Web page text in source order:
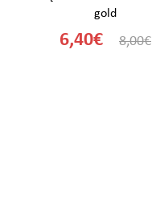
gold
6,40€ 8,00€